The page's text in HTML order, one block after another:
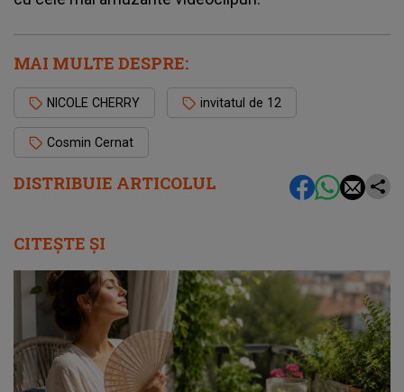
DISTRIBUIE ARTICOLUL
MAI MULTE DESPRE:
NICOLE CHERRY invitatul de 12
Cosmin Cernat
CITEȘTE ȘI